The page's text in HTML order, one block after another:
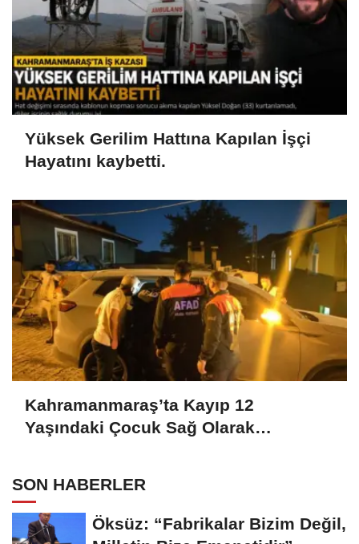
Yüksek Gerilim Hattına Kapılan İşçi
Hayatını kaybetti.
Kahramanmaraş’ta Kayıp 12
Yaşındaki Çocuk Sağ Olarak
SON HABERLER
Öksüz: “Fabrikalar Bizim Değil,